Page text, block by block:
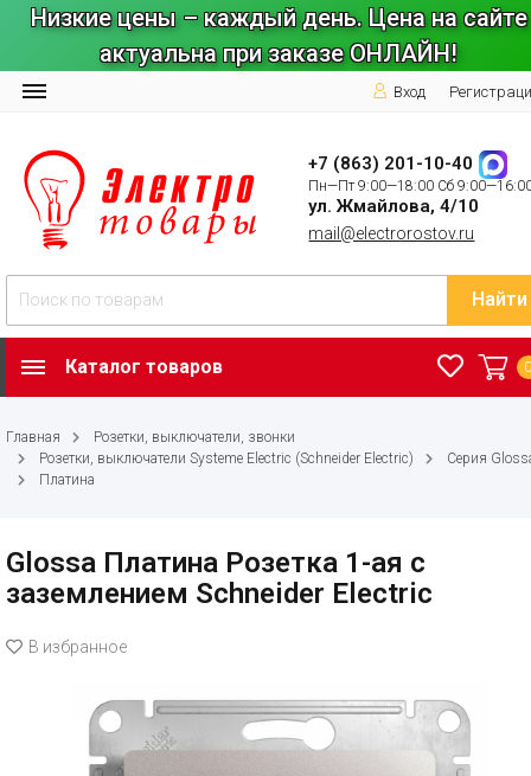
Низкие цены – каждый день. Цена на сайте
актуальна при заказе ОНЛАЙН!
Вход
+7 (863) 201-10-40
Пн—Пт 9:00—18:00 Сб
ул. Жмайлова, 4/10
mail@electrorostov.ru
Найти
Каталог товаров
Главная
Розетки, выключатели, звонки
Розетки, выключатели Systeme Electric (Schneider Electric)
Серия
Платина
Glossa Платина Розетка 1-ая с
заземлением Schneider Electric
В избранное